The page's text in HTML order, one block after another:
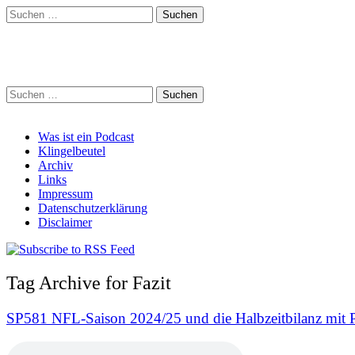
Suchen
nach:
Suchen
nach:
Main
menu
Skip
content
Was ist ein Podcast
Klingelbeutel
Archiv
Links
Impressum
Datenschutzerklärung
Disclaimer
Tag Archive for Fazit
SP581 NFL-Saison 2024/25 und die Halbzeitbilanz mit